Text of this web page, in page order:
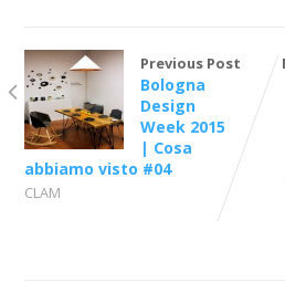
Previous Post
Bologna
Design
Week 2015
| Cosa
abbiamo visto #04
CLAM